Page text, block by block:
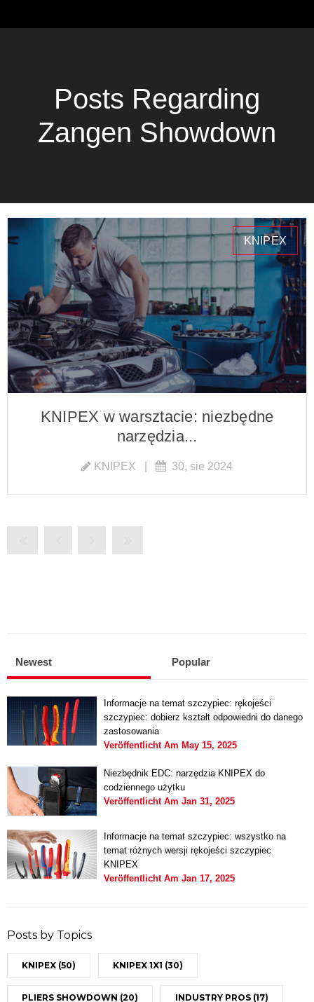
Posts Regarding
Zangen Showdown
KNIPEX
KNIPEX w warsztacie: niezbędne
narzędzia...
KNIPEX 30, sie 2024
Newest Popular
Informacje na temat szczypiec: rękojeści
szczypiec: dobierz kształt odpowiedni do danego
zastosowania
Veröffentlicht Am May 15, 2025
Niezbędnik EDC: narzędzia KNIPEX do
codziennego użytku
Veröffentlicht Am Jan 31, 2025
Informacje na temat szczypiec: wszystko na
temat różnych wersji rękojeści szczypiec
KNIPEX
Veröffentlicht Am Jan 17, 2025
Posts by Topics
KNIPEX (50) KNIPEX 1X1 (30)
PLIERS SHOWDOWN (20) INDUSTRY PROS (17)